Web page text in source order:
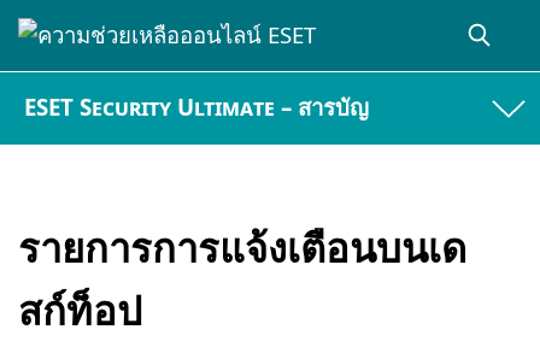
ESET Security Ultimate – สารบัญ
รายการการแจ้งเตือนบนเด
สก์ท็อป